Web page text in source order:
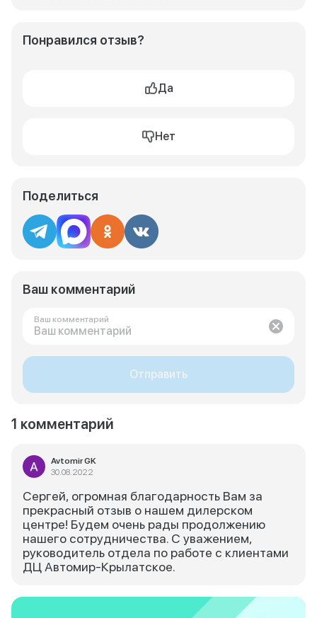
Понравился отзыв?
Да
Нет
Поделиться
Ваш комментарий
Ваш комментарий
Отправить
1 комментарий
Avtomir GK
30.08.2022
Сергей, огромная благодарность Вам за
прекрасный отзыв о нашем дилерском
центре! Будем очень рады продолжению
нашего сотрудничества. С уважением,
руководитель отдела по работе с клиентами
ДЦ Автомир-Крылатское.